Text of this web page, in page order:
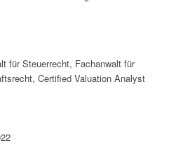
für Steuerrecht, Fachanwalt für
Certified Valuation Analyst